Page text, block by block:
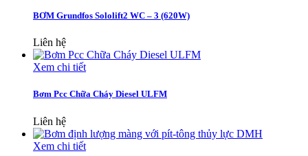
BƠM Grundfos Sololift2 WC – 3 (620W)
Liên hệ
Xem chi tiết
Bơm Pcc Chữa Cháy Diesel ULFM
Liên hệ
Xem chi tiết